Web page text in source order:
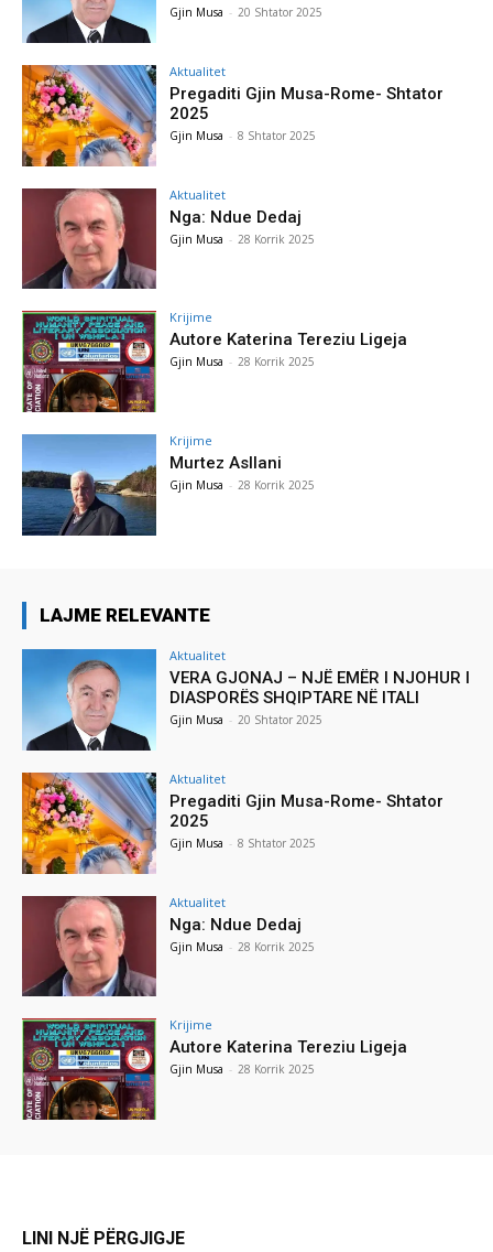
Gjin Musa - 20 Shtator 2025
Aktualitet
Pregaditi Gjin Musa-Rome- Shtator
2025
Gjin Musa - 8 Shtator 2025
Aktualitet
Nga: Ndue Dedaj
Gjin Musa - 28 Korrik 2025
Krijime
Autore Katerina Tereziu Ligeja
Gjin Musa - 28 Korrik 2025
Krijime
Murtez Asllani
Gjin Musa - 28 Korrik 2025
LAJME RELEVANTE
Aktualitet
VERA GJONAJ – NJË EMËR I NJOHUR I
DIASPORËS SHQIPTARE NË ITALI
Gjin Musa - 20 Shtator 2025
Aktualitet
Pregaditi Gjin Musa-Rome- Shtator
2025
Gjin Musa - 8 Shtator 2025
Aktualitet
Nga: Ndue Dedaj
Gjin Musa - 28 Korrik 2025
Krijime
Autore Katerina Tereziu Ligeja
Gjin Musa - 28 Korrik 2025
LINI NJË PËRGJIGJE